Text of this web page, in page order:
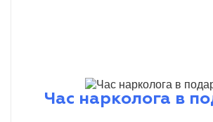
Час нарколога в